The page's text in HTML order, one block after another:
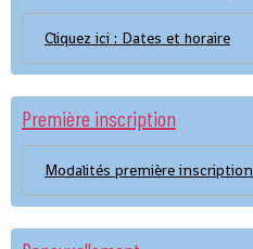
Cliquez ici : Dates et horaire
Première inscription
Modalités première inscription